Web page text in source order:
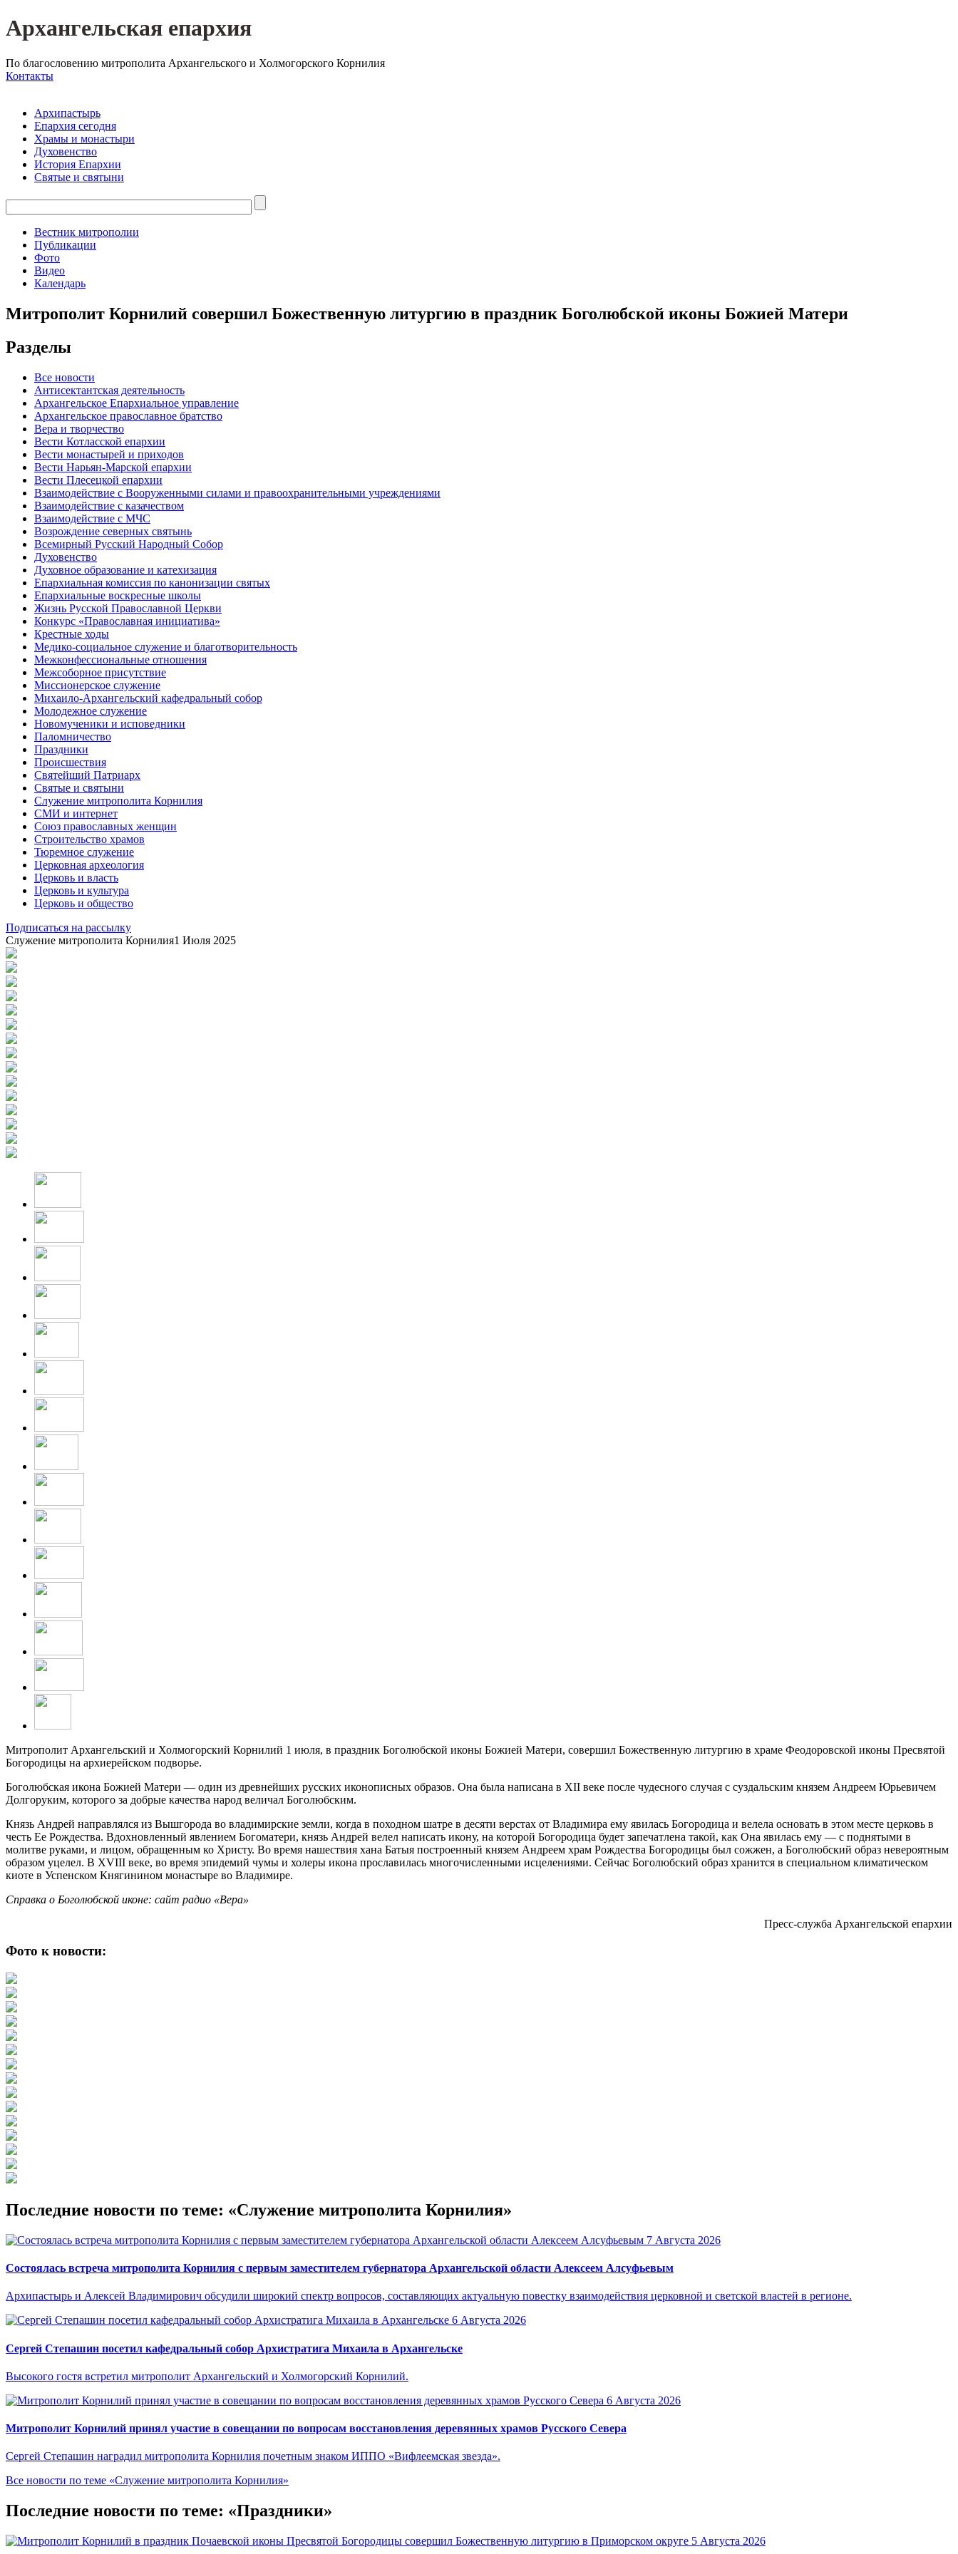
Архангельская епархия
По благословению митрополита Архангельского и Холмогорского Корнилия
Контакты
Архипастырь
Епархия сегодня
Храмы и монастыри
Духовенство
История Епархии
Святые и святыни
Вестник митрополии
Публикации
Фото
Видео
Календарь
Митрополит Корнилий совершил Божественную литургию в праздник Боголюбской иконы Божией Матери
Разделы
Все новости
Антисектантская деятельность
Архангельское Епархиальное управление
Архангельское православное братство
Вера и творчество
Вести Котласской епархии
Вести монастырей и приходов
Вести Нарьян-Марской епархии
Вести Плесецкой епархии
Взаимодействие с Вооруженными силами и правоохранительными учреждениями
Взаимодействие с казачеством
Взаимодействие с МЧС
Возрождение северных святынь
Всемирный Русский Народный Собор
Духовенство
Духовное образование и катехизация
Епархиальная комиссия по канонизации святых
Епархиальные воскресные школы
Жизнь Русской Православной Церкви
Конкурс «Православная инициатива»
Крестные ходы
Медико-социальное служение и благотворительность
Межконфессиональные отношения
Межсоборное присутствие
Миссионерское служение
Михаило-Архангельский кафедральный собор
Молодежное служение
Новомученики и исповедники
Паломничество
Праздники
Происшествия
Святейший Патриарх
Святые и святыни
Служение митрополита Корнилия
СМИ и интернет
Союз православных женщин
Строительство храмов
Тюремное служение
Церковная археология
Церковь и власть
Церковь и культура
Церковь и общество
Подписаться на рассылку
Служение митрополита Корнилия1 Июля 2025
Митрополит Архангельский и Холмогорский Корнилий 1 июля, в праздник Боголюбской иконы Божией Матери, совершил Божественную литургию в храме Феодоровской иконы Пресвятой
Богородицы на архиерейском подворье.
Боголюбская икона Божией Матери — один из древнейших русских иконописных образов. Она была написана в XII веке после чудесного случая с суздальским князем Андреем Юрьевичем
Долгоруким, которого за добрые качества народ величал Боголюбским.
Князь Андрей направлялся из Вышгорода во владимирские земли, когда в походном шатре в десяти верстах от Владимира ему явилась Богородица и велела основать в этом месте церковь в
честь Ее Рождества. Вдохновленный явлением Богоматери, князь Андрей велел написать икону, на которой Богородица будет запечатлена такой, как Она явилась ему — с поднятыми в
молитве руками, и лицом, обращенным ко Христу. Во время нашествия хана Батыя построенный князем Андреем храм Рождества Богородицы был сожжен, а Боголюбский образ невероятным
образом уцелел. В XVIII веке, во время эпидемий чумы и холеры икона прославилась многочисленными исцелениями. Сейчас Боголюбский образ хранится в специальном климатическом
киоте в Успенском Княгинином монастыре во Владимире.
Справка о Боголюбской иконе: сайт радио «Вера»
Пресс-служба Архангельской епархии
Фото к новости:
Последние новости по теме: «Служение митрополита Корнилия»
7 Августа 2026
Состоялась встреча митрополита Корнилия с первым заместителем губернатора Архангельской области Алексеем Алсуфьевым
Архипастырь и Алексей Владимирович обсудили широкий спектр вопросов, составляющих актуальную повестку взаимодействия церковной и светской властей в регионе.
6 Августа 2026
Сергей Степашин посетил кафедральный собор Архистратига Михаила в Архангельске
Высокого гостя встретил митрополит Архангельский и Холмогорский Корнилий.
6 Августа 2026
Митрополит Корнилий принял участие в совещании по вопросам восстановления деревянных храмов Русского Севера
Сергей Степашин наградил митрополита Корнилия почетным знаком ИППО «Вифлеемская звезда».
Все новости по теме «Служение митрополита Корнилия»
Последние новости по теме: «Праздники»
5 Августа 2026